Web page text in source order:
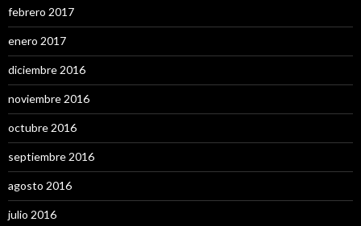
febrero 2017
enero 2017
diciembre 2016
noviembre 2016
octubre 2016
septiembre 2016
agosto 2016
julio 2016